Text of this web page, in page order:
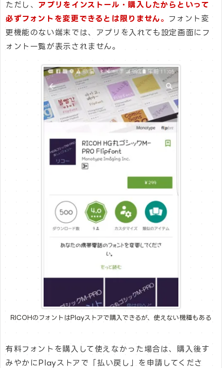
ただし、 アプリをインストール・購入したからといって
必ずフォントを変更できるとは限りません。 フォント変
更機能のない端末では、アプリを入れても設定画面にフ
ォント一覧が表示されません。
RICOHのフォントはPlayストアで購入できるが、使えない機種もある
有料フォントを購入して使えなかった場合は、購入後す
みやかにPlayストアで「払い戻し」を申請してくださ